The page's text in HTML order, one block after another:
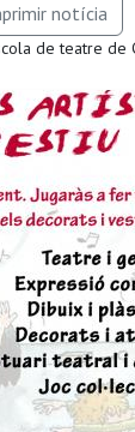
notícia
de teatre de